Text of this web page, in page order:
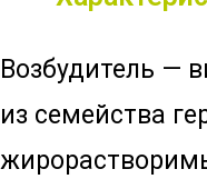
Возбудитель —
из семейства